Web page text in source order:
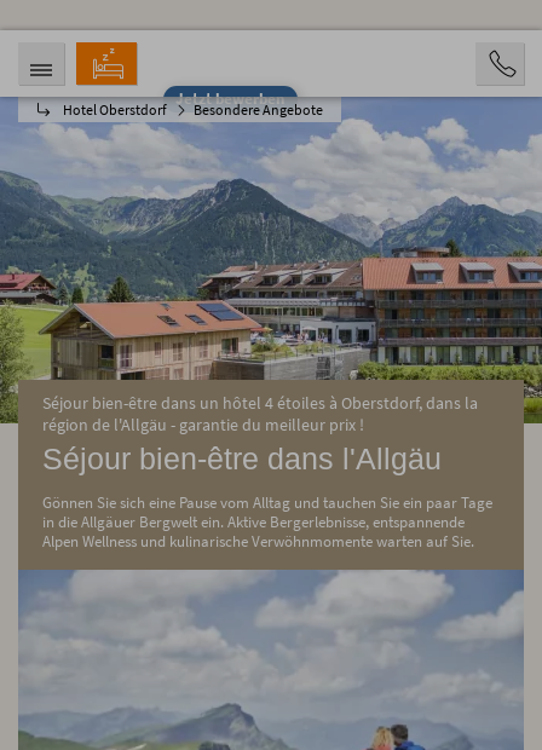
Jetzt bewerben
Hotel Oberstdorf Besondere Angebote
ANREISE
08.08.2026
ABREISE
13.08.2026
2 Personen
BUCHEN
Séjour bien-être dans un hôtel 4 étoiles à Oberstdorf, dans la
région de l'Allgäu - garantie du meilleur prix !
Séjour bien-être dans l'Allgäu
Gönnen Sie sich eine Pause vom Alltag und tauchen Sie ein paar Tage
in die Allgäuer Bergwelt ein. Aktive Bergerlebnisse, entspannende
Alpen Wellness und kulinarische Verwöhnmomente warten auf Sie.